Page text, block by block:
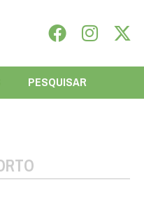
PESQUISAR